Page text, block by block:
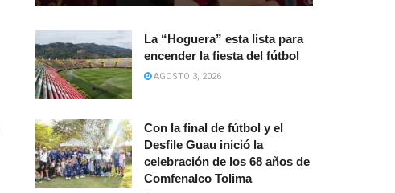
La “Hoguera” esta lista para
encender la fiesta del fútbol
AGOSTO 3, 2026
Con la final de fútbol y el
Desfile Guau inició la
celebración de los 68 años de
Comfenalco Tolima